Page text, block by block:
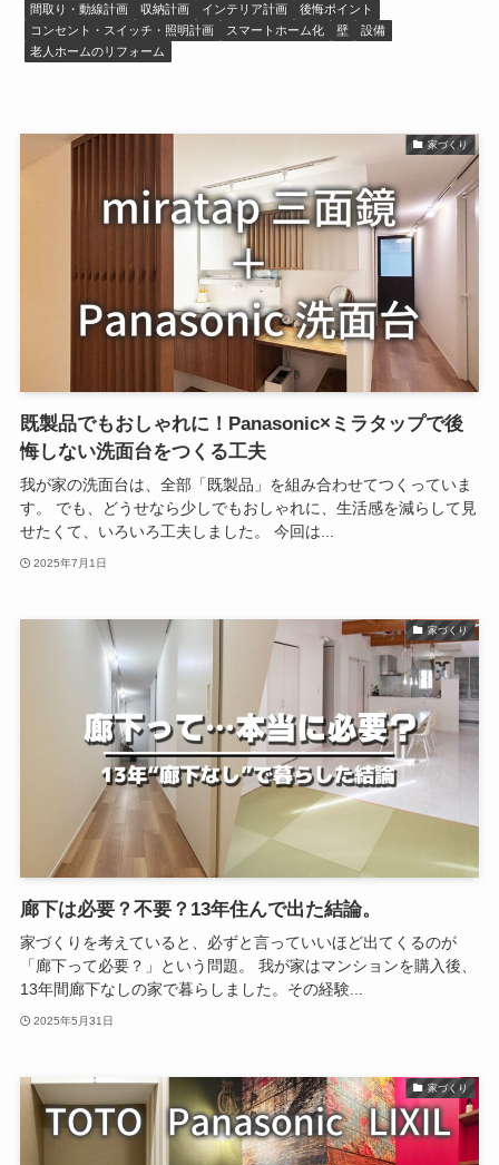
間取り・動線計画
収納計画 インテリア計画
後悔ポイント
コンセント・スイッチ・照明計画
スマートホーム化 壁
設備
老人ホームのリフォーム
家づくり
既製品でもおしゃれに！Panasonic×ミラタップで後
悔しない洗面台をつくる工夫
我が家の洗面台は、全部「既製品」を組み合わせてつくっていま
す。 でも、どうせなら少しでもおしゃれに、生活感を減らして見
せたくて、いろいろ工夫しました。 今回は...
2025年7月1日
家づくり
廊下は必要？不要？13年住んで出た結論。
家づくりを考えていると、必ずと言っていいほど出てくるのが
「廊下って必要？」という問題。 我が家はマンションを購入後、
13年間廊下なしの家で暮らしました。その経験...
2025年5月31日
家づくり